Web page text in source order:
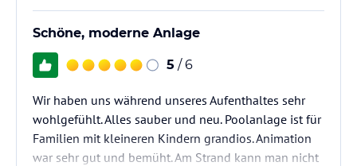
Schöne, moderne Anlage
5 / 6
Wir haben uns während unseres Aufenthaltes sehr
wohlgefühlt. Alles sauber und neu. Poolanlage ist für
Familien mit kleineren Kindern grandios. Animation
war sehr gut und bemüht. Am Strand kann man nicht